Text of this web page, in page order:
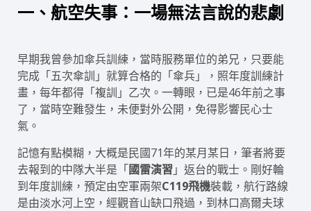
一、航空失事：一場無法言說的悲劇
早期我曾參加傘兵訓練，當時服務單位的弟兄，只要能
完成「五次傘訓」就算合格的「傘兵」，照年度訓練計
畫，每年都得「複訓」乙次。一轉眼，已是46年前之事
了，當時空難發生，未便對外公開，免得影響民心士
氣。
記憶有點模糊，大概是民國71年的某月某日，筆者將要
去報到的中隊大半是「國雷演習 」返台的戰士。剛好輪
到年度訓練，預定由空軍兩架C119飛機裝載，航行路線
是由淡水河上空，經觀音山缺口飛過，到林口高爾夫球